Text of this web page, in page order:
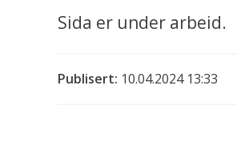
Sida er under arbeid.
Publisert 10.04.2024 13:33